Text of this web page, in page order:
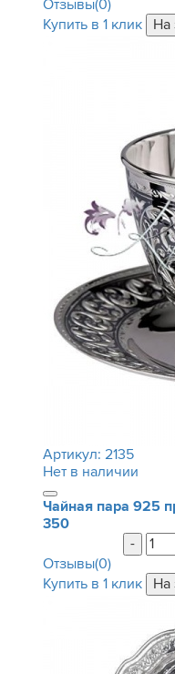
Отзывы(0)
Купить в 1 клик
Артикул:2135
Нет в наличии
Чайная пара 925
350
-
Отзывы(0)
Купить в 1 клик